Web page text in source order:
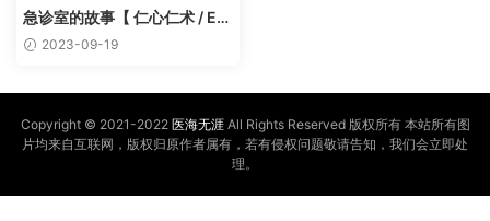
仁心仁术
急诊室的故事【 仁心仁术 / Em
ergency Room / E.R】1-15季
2023-09-19
Copyright © 2021-2022 医海无涯All Rights Reserved 版权所有 本站所有图
片均来自互联网，版权归原作者属有，若有侵权问题敬请告知，我们会立即处
理。